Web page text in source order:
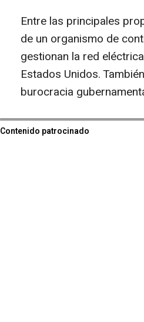
Entre las principales
de un organismo de
gestionan la red
Estados Unidos.
burocracia
Contenido patrocinado